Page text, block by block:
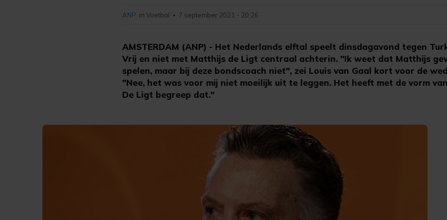
AMSTERDAM (ANP) - Het Nederlands elftal speelt dinsdagavond tegen
Vrij en niet met Matthijs de Ligt centraal achterin. "Ik weet dat Matthijs
spelen, maar bij deze bondscoach niet", zei Louis van Gaal kort voor de
"Nee, het was voor mij niet moeilijk uit te leggen. Het heeft met de vorm
De Ligt begreep dat."
ANP in Voetbal • 7 september 2021 - 20:26